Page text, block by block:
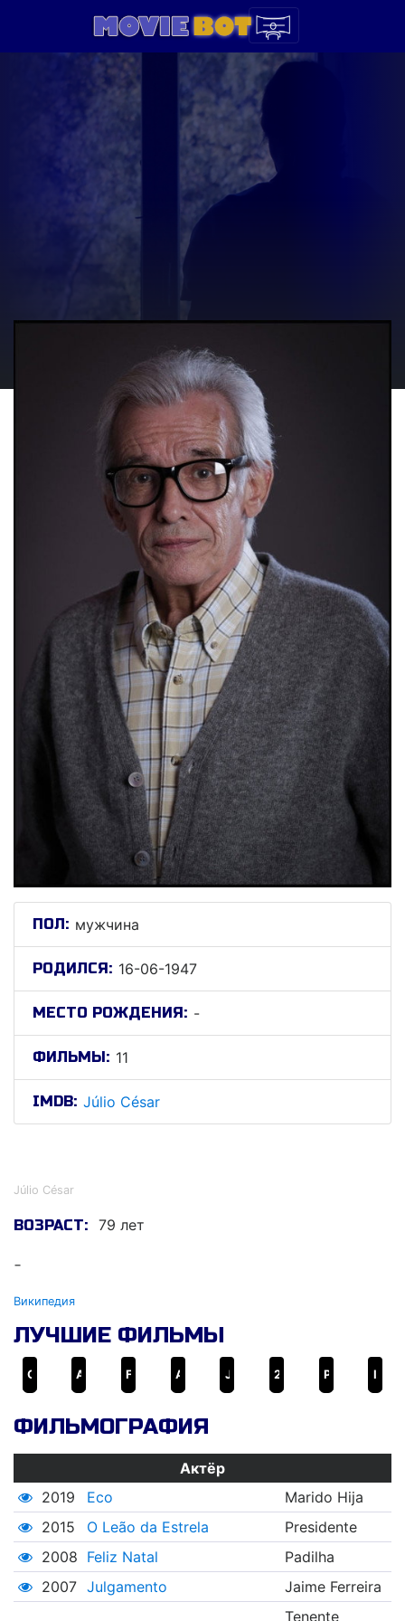
ПОЛ: мужчина
РОДИЛСЯ: 16-06-1947
МЕСТО РОЖДЕНИЯ: -
ФИЛЬМЫ: 11
IMDB: Júlio César
Júlio César
ВОЗРАСТ: 79 лет
-
Википедия
ЛУЧШИЕ ФИЛЬМЫ
ФИЛЬМОГРАФИЯ
Актёр
2019
Eco
Marido Hija
2015
O Leão da Estrela
Presidente
2008 Feliz Natal
Padilha
2007 Julgamento Jaime Ferreira
Tenente